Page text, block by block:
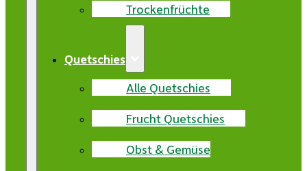
Trockenfrüchte
Quetschies
Alle Quetschies
Frucht Quetschies
Obst & Gemüse